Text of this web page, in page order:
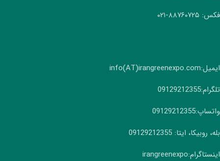
فکس: ۸۸۷۶۰۷۲۵-۰۲۱
ایمیل:info(AT)irangreenexpo.com
تلگرام:09129212355
واتساپ:09129212355
بله، روبیکا، ایتا: 09129212355
اینستاگرام:irangreenexpo